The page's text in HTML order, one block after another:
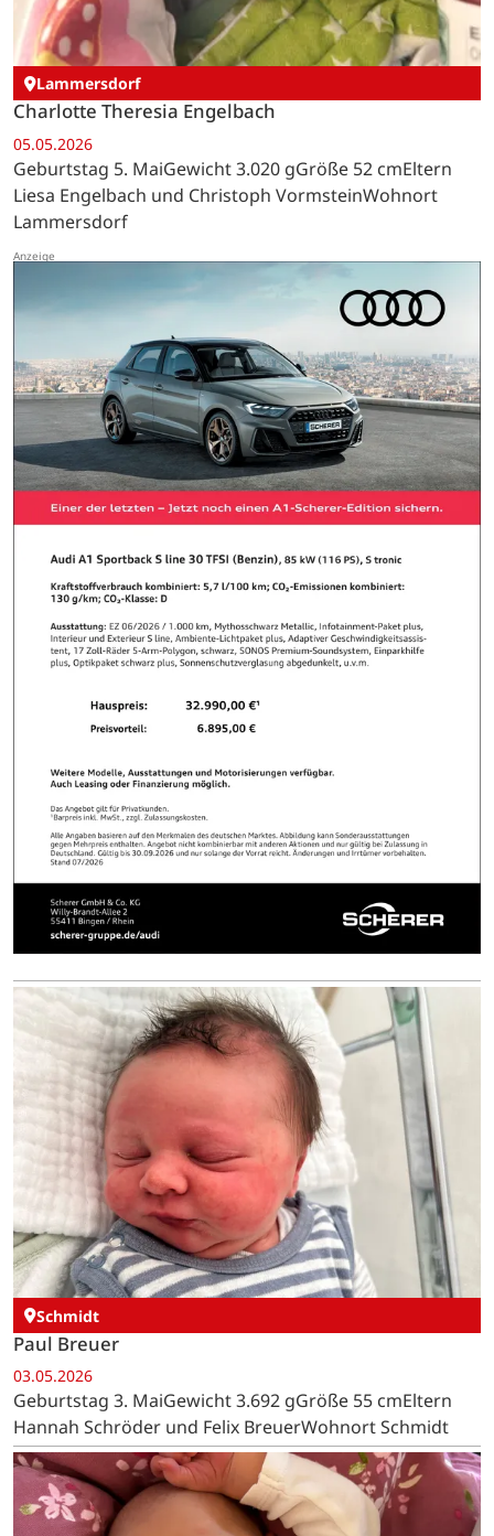
Lammersdorf
Charlotte Theresia Engelbach
05.05.2026
Geburtstag 5. MaiGewicht 3.020 gGröße 52 cmEltern
Liesa Engelbach und Christoph VormsteinWohnort
Lammersdorf
Schmidt
Paul Breuer
03.05.2026
Geburtstag 3. MaiGewicht 3.692 gGröße 55 cmEltern
Hannah Schröder und Felix BreuerWohnort Schmidt